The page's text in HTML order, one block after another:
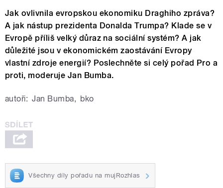
Jak ovlivnila evropskou ekonomiku Draghiho zpráva?
A jak nástup prezidenta Donalda Trumpa? Klade se v
Evropě příliš velký důraz na sociální systém? A jak
důležité jsou v ekonomickém zaostávání Evropy
vlastní zdroje energií? Poslechněte si celý pořad Pro a
proti, moderuje Jan Bumba.
autoři: Jan Bumba, bko
Všechny díly pořadu na mujRozhlas